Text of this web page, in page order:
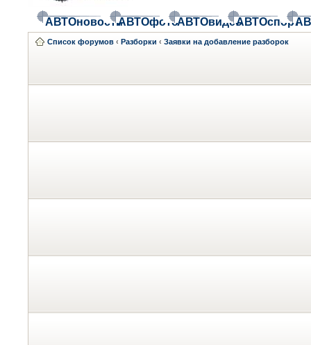
АВТОновостиАВТОфотоАВТОвидеоАВТОспорт
Список форумов ‹ Разборки ‹ Заявки на добавление разборок